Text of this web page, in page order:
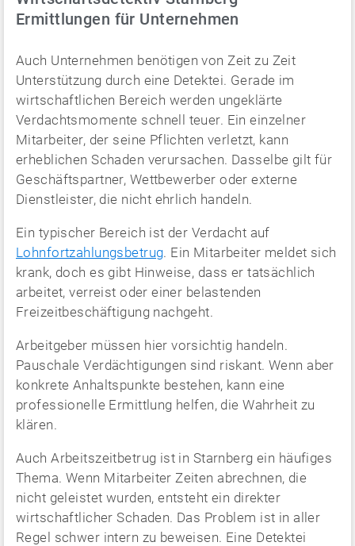
Ermittlungen für Unternehmen
Auch Unternehmen benötigen von Zeit zu Zeit
Unterstützung durch eine Detektei. Gerade im
wirtschaftlichen Bereich werden ungeklärte
Verdachtsmomente schnell teuer. Ein einzelner
Mitarbeiter, der seine Pflichten verletzt, kann
erheblichen Schaden verursachen. Dasselbe gilt für
Geschäftspartner, Wettbewerber oder externe
Dienstleister, die nicht ehrlich handeln.
Ein typischer Bereich ist der Verdacht auf
Lohnfortzahlungsbetrug. Ein Mitarbeiter meldet sich
krank, doch es gibt Hinweise, dass er tatsächlich
arbeitet, verreist oder einer belastenden
Freizeitbeschäftigung nachgeht.
Arbeitgeber müssen hier vorsichtig handeln.
Pauschale Verdächtigungen sind riskant. Wenn aber
konkrete Anhaltspunkte bestehen, kann eine
professionelle Ermittlung helfen, die Wahrheit zu
klären.
Auch Arbeitszeitbetrug ist in Starnberg ein häufiges
Thema. Wenn Mitarbeiter Zeiten abrechnen, die
nicht geleistet wurden, entsteht ein direkter
wirtschaftlicher Schaden. Das Problem ist in aller
Regel schwer intern zu beweisen. Eine Detektei